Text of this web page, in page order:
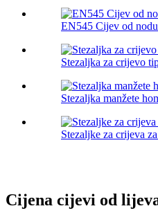
EN545 Cijev od
Stezaljka za crijevo
Stezaljka manžete
Stezaljke za crijeva
Cijena cijevi od